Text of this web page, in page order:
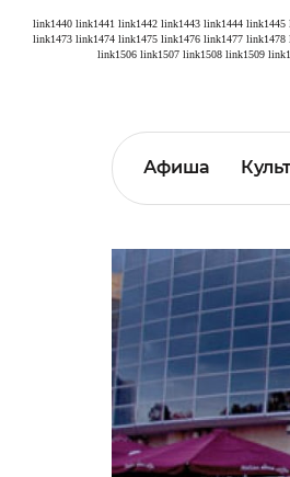
link1440 link1441 link1442 link1443 link1444 link1445
link1473 link1474 link1475 link1476 link1477 link1478
link1506 link1507 link1508 link1509
Афиша